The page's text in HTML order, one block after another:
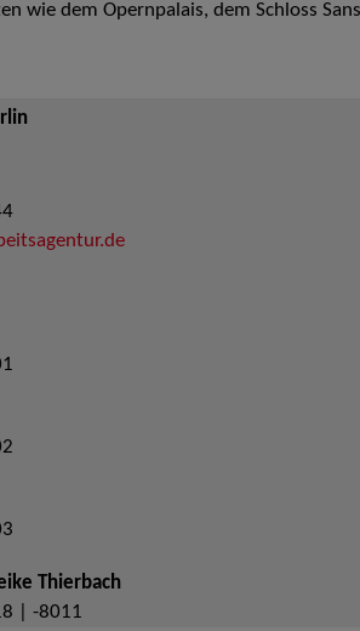
wie dem Opernpalais, dem Schloss
Thierbach
| -8011